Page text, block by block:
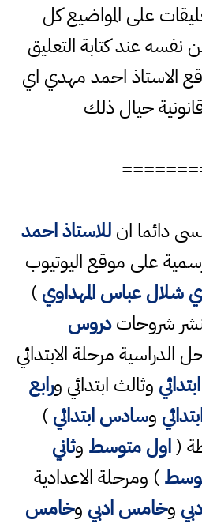
على المواضيع كل
عند كتابة التعليق
الاستاذ احمد مهدي اي
حيال ذلك
دائما انللاستاذ احمد
على موقع اليوتيوب
شلال عباس المهداوي)
شروحاتدروس
الدراسية مرحلة الابتدائي
وثالث ابتدائي ورابع
وسادس ابتدائي)
(اول متوسط وثاني
) ومرحلة الاعدادية
وخامس ادبي وخامس